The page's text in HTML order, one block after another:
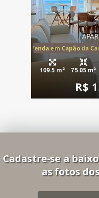
Mar à Venda em Capão da
109.5 m² 75.05 m²
R$
Cadastre-se a
as fotos